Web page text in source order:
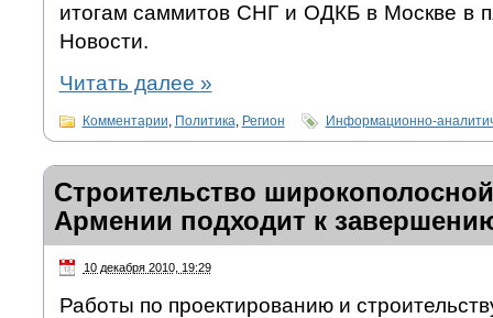
итогам саммитов СНГ и ОДКБ в Москве в
Новости.
Читать далее »
Комментарии, Политика, Регион Информационно-
Строительство
Армении подходит к
10 декабря 2010, 19:29
Работы по проектированию и